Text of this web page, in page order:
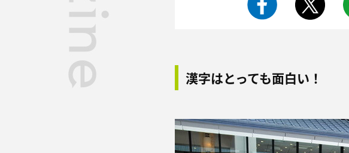
漢字はとっても面白い！